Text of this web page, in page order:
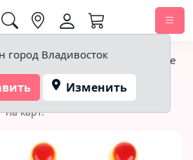
город Владивосток
Изменить
питание Подгузники, гигиена
Музыкальные инструменты
на карт.